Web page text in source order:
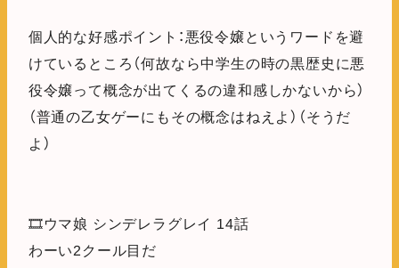
個人的な好感ポイント：悪役令嬢というワードを避
けているところ（何故なら中学生の時の黒歴史に悪
役令嬢って概念が出てくるの違和感しかないから）
（普通の乙女ゲーにもその概念はねえよ）（そうだ
よ）
🎞️ウマ娘 シンデレラグレイ 14話
わーい2クール目だ